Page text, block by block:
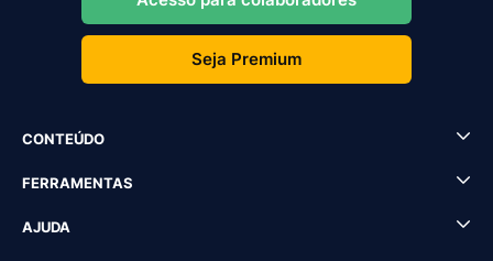
Seja Premium
CONTEÚDO
FERRAMENTAS
AJUDA